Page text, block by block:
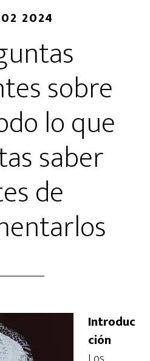
2024
sobre
lo que
saber
de
Introduc
ción